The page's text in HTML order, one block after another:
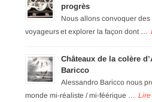
progrès
Nous allons convoquer des
voyageurs et explorer la façon dont …
Châteaux de la colère
Baricco
Alessandro Baricco nous
monde mi-réaliste / mi-féérique …